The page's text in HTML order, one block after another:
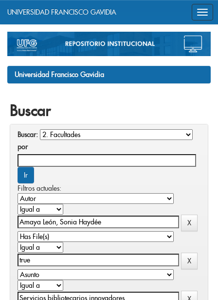
navigation
UNIVERSIDAD FRANCISCO GAVIDIA
Universidad Francisco Gavidia
Buscar
Buscar:
por
Filtros actuales: